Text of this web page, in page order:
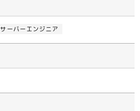
サーバーエンジニア